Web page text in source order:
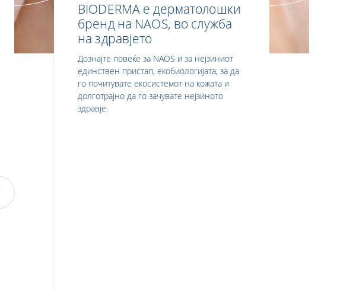
BIODERMA е дерматолошки
бренд на NAOS, во служба
на здравјето
Дознајте повеќе за NAOS и за нејзиниот
единствен пристап, екобиологијата, за да
го почитувате екосистемот на кожата и
долготрајно да го зачувате нејзиното
здравје.